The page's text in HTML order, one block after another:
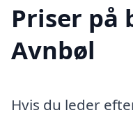
Priser på
Avnbøl
Hvis du leder